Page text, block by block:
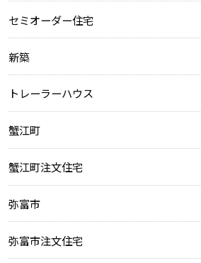
セミオーダー住宅
新築
トレーラーハウス
蟹江町
蟹江町注文住宅
弥富市
弥富市注文住宅